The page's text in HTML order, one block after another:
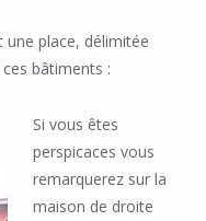
place, délimitée
ces bâtiments :
Si vous êtes
perspicaces vous
remarquerez sur la
maison de droite